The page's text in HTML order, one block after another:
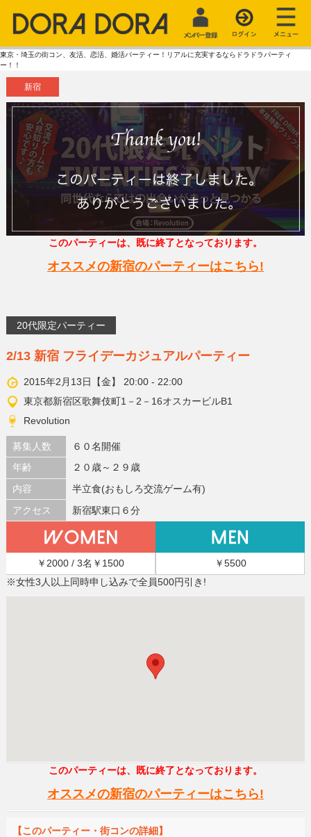
東京・埼玉の街コン、友活、恋活、婚活パーティー！リアルに充実するならドラドラパーティ
ー！！
新宿
このパーティーは、既に終了となっております。
オススメの新宿のパーティーはこちら!
20代限定パーティー
2/13 新宿 フライデーカジュアルパーティー
2015年2月13日【金】 20:00 - 22:00
東京都新宿区歌舞伎町1－2－16オスカービルB1
Revolution
募集人数
６０名開催
年齢
２０歳～２９歳
内容
半立食(おもしろ交流ゲーム有)
アクセス
新宿駅東口６分
￥2000 / 3名￥1500
￥5500
※女性3人以上同時申し込みで全員500円引き!
このパーティーは、既に終了となっております。
オススメの新宿のパーティーはこちら!
【このパーティー・街コンの詳細】